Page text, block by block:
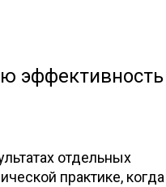
эффективность
отдельных
практике, когда